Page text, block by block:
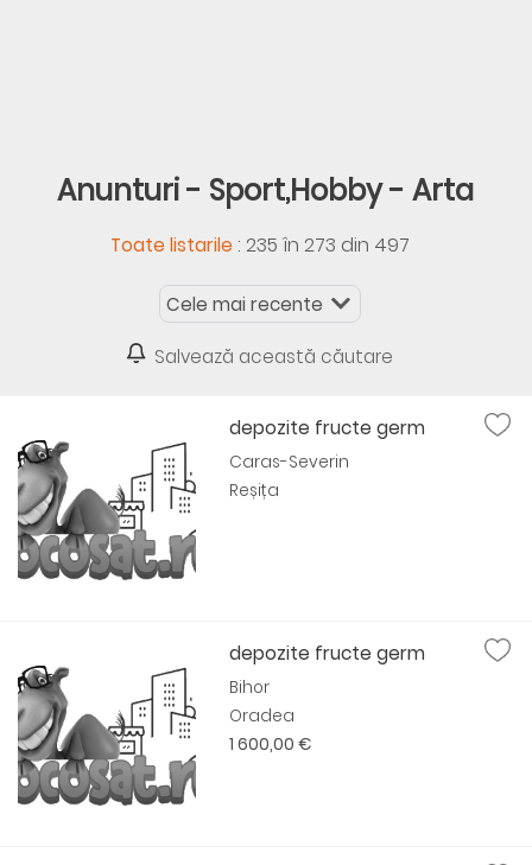
Anunturi - Sport,Hobby - Arta
Toate listarile : 235 în 273 din 497
Salvează această căutare
depozite fructe germ
Caras-Severin
Reșița
depozite fructe germ
Bihor
Oradea
1 600,00 €